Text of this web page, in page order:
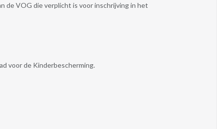
de VOG die verplicht is voor inschrijving in het
voor de Kinderbescherming.